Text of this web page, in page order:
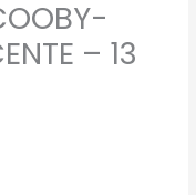
– 13